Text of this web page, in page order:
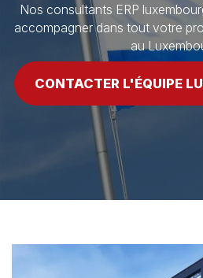
Nos consultants ERP
accompagner dans tout votre
au
CONTACTER L'ÉQUIPE